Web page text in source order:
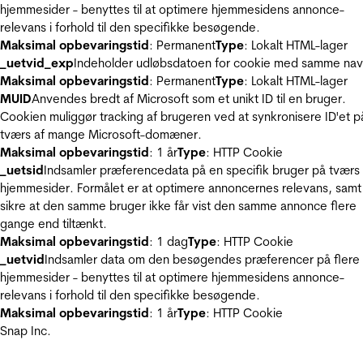
hjemmesider - benyttes til at optimere hjemmesidens annonce-
relevans i forhold til den specifikke besøgende.
Maksimal opbevaringstid: PermanentType: Lokalt HTML-lager
_uetvid_expIndeholder udløbsdatoen for cookie med samme
Maksimal opbevaringstid: PermanentType: Lokalt HTML-lager
MUIDAnvendes bredt af Microsoft som et unikt ID til en bruger.
Cookien muliggør tracking af brugeren ved at synkronisere ID'et
tværs af mange Microsoft-domæner.
Maksimal opbevaringstid: 1 årType: HTTP Cookie
_uetsidIndsamler præferencedata på en specifik bruger på tværs
hjemmesider. Formålet er at optimere annoncernes relevans, samt
sikre at den samme bruger ikke får vist den samme annonce flere
gange end tiltænkt.
Maksimal opbevaringstid: 1 dagType: HTTP Cookie
_uetvidIndsamler data om den besøgendes præferencer på flere
hjemmesider - benyttes til at optimere hjemmesidens annonce-
relevans i forhold til den specifikke besøgende.
Maksimal opbevaringstid: 1 årType: HTTP Cookie
Snap Inc.